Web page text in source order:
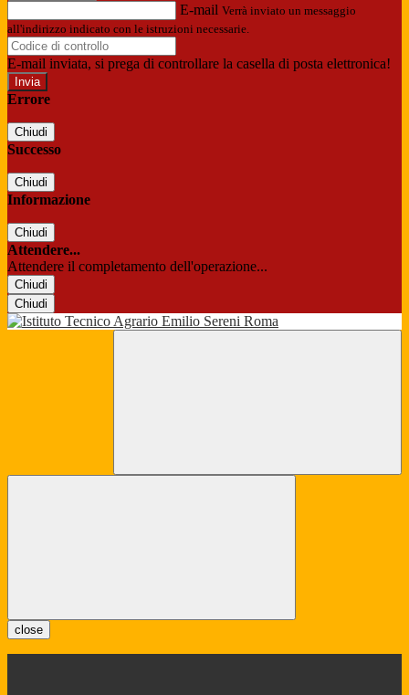
E-mail Verrà inviato un messaggio
all'indirizzo indicato con le istruzioni necessarie.
E-mail inviata, si prega di controllare la casella di posta elettronica!
Errore
Chiudi
Successo
Chiudi
Informazione
Chiudi
Attendere...
Attendere il completamento dell'operazione...
Chiudi
Chiudi
close